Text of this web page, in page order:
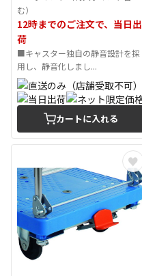
む）
12時までのご注文で、当日出
荷
■キャスター独自の静音設計を採
用し、静音化しまし...
カートに入れる